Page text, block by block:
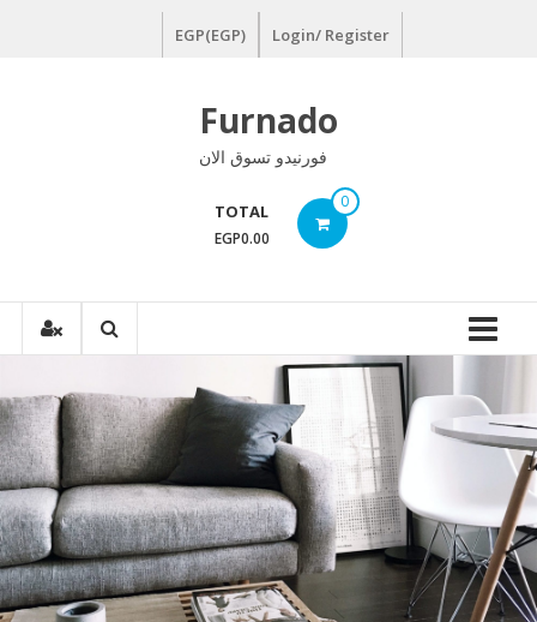
Login/ Register
EGP(EGP)
Furnado
فورنيدو تسوق الان
0
TOTAL
EGP0.00